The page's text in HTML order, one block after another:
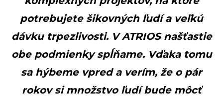
potrebujete šikovných ľudí a veľkú
dávku trpezlivosti. V ATRIOS našťastie
obe podmienky spĺňame. Vďaka tomu
sa hýbeme vpred a verím, že o pár
rokov si množstvo ľudí bude môcť